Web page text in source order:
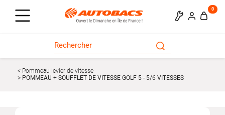
0
Pommeau levier de vitesse
POMMEAU + SOUFFLET DE VITESSE GOLF 5 - 5/6 VITESSES